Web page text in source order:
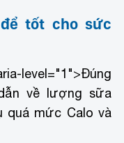
tốt cho sức
level="1">Đúng
về lượng sữa
quá mức Calo và